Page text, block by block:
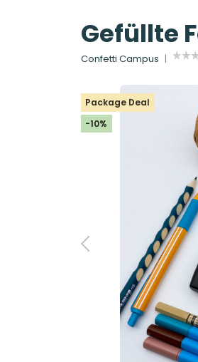
Gefüllte
Confetti Campus
Package Deal
-10%